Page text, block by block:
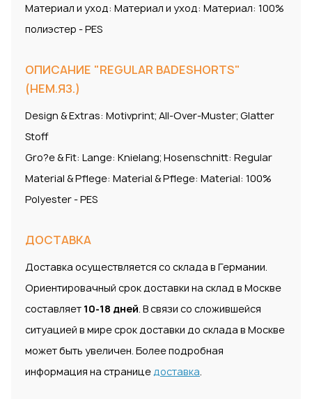
Материал и уход: Материал и уход: Материал: 100%
полиэстер - PES
ОПИСАНИЕ "REGULAR BADESHORTS"
(НЕМ.ЯЗ.)
Design & Extras: Motivprint; All-Over-Muster; Glatter
Stoff
Gro?e & Fit: Lange: Knielang; Hosenschnitt: Regular
Material & Pflege: Material & Pflege: Material: 100%
Polyester - PES
ДОСТАВКА
Доставка осуществляется со склада в Германии.
Ориентировачный срок доставки на склад в Москве
составляет 10-18 дней. В связи со сложившейся
ситуацией в мире срок доставки до склада в Москве
может быть увеличен. Более подробная
информация на страницедоставка.